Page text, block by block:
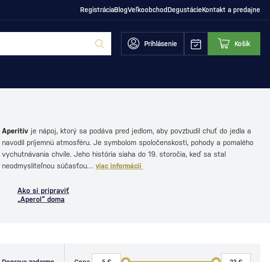
RegistráciaBlogVeľkoobchodDegustácieKontakt a predajne
Prihlásenie Košík
Aperitív je nápoj, ktorý sa podáva pred jedlom, aby povzbudil chuť do jedla a
navodil príjemnú atmosféru. Je symbolom spoločenskosti, pohody a pomalého
vychutnávania chvíle. Jeho história siaha do 19. storočia, keď sa stal
neodmysliteľnou súčasťou… viac informácií
Ako si pripraviť
„Aperol“ doma